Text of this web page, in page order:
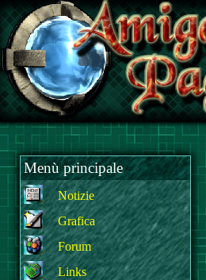
Menù principale
Notizie
Grafica
Forum
Links